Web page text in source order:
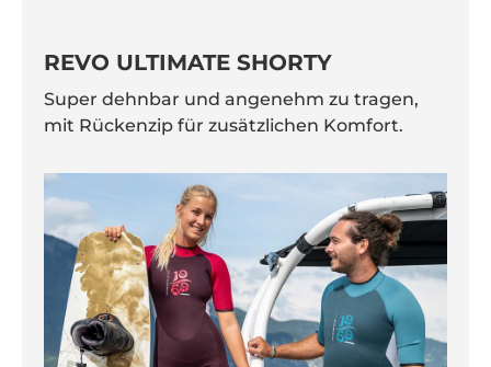
REVO ULTIMATE SHORTY
Super dehnbar und angenehm zu tragen,
mit Rückenzip für zusätzlichen Komfort.